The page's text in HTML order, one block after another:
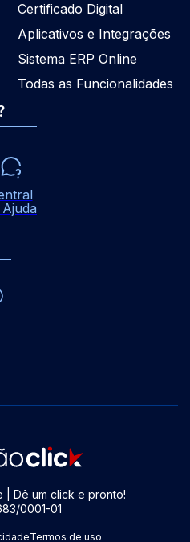
Certificado Digital
Aplicativos e Integrações
Sistema ERP Online
Todas as Funcionalidades
| Dê um click e pronto!
0001-01
Termos de uso